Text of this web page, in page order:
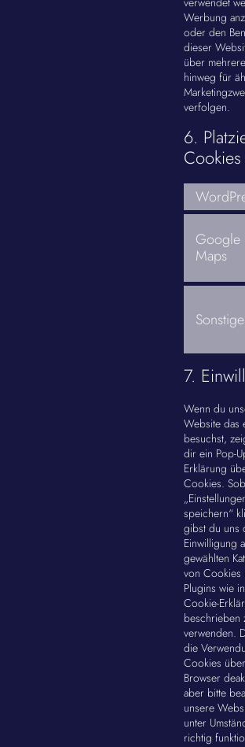
Werbung
oder den
dieser
über
hinweg für
verfolgen.
6.
Cookies
Google
Maps
7.
Wenn du
Website das
besuchst,
dir ein Pop-
Erklärung
Cookies.
speichern“
gibst du uns
Einwilligung
gewählten
von Cookies
Plugins wie
Cookie-
beschrieben
verwenden.
die
Cookies
Browser
aber bitte
unsere
unter
richtig